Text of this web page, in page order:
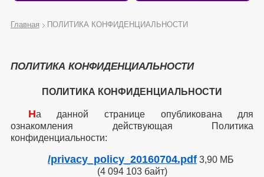
Главная ПОЛИТИКА КОНФИДЕНЦИАЛЬНОСТИ
«Беру Здесь».
Рады предложить вам лучшее, что есть на рынке
потребительских товаров!
Экономим ваше время и деньги
ПОЛИТИКА КОНФИДЕНЦИАЛЬНОСТИ
ПОЛИТИКА КОНФИДЕНЦИАЛЬНОСТИ
На данной странице опубликована для
ознакомления действующая Политика
конфиденциальности:
/privacy_policy_20160704.pdf 3,90 МБ
(4 094 103 байт)